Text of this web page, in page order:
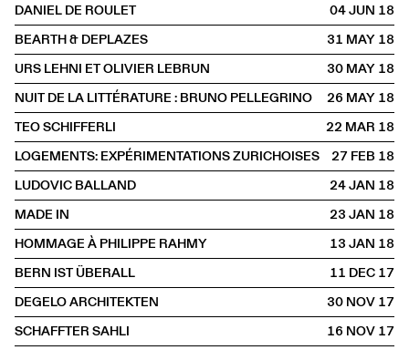
DANIEL DE ROULET
04 JUN2018
BEARTH & DEPLAZES
31 MAY2018
URS LEHNI ET OLIVIER LEBRUN
30 MAY2018
NUIT DE LA LITTÉRATURE : BRUNO PELLEGRINO
26 MAY2018
TEO SCHIFFERLI
22 MAR2018
LOGEMENTS: EXPÉRIMENTATIONS ZURICHOISES
27 FEB2018
LUDOVIC BALLAND
24 JAN2018
MADE IN
23 JAN2018
HOMMAGE À PHILIPPE RAHMY
13 JAN2018
BERN IST ÜBERALL
11 DEC2017
DEGELO ARCHITEKTEN
30 NOV2017
SCHAFFTER SAHLI
16 NOV2017